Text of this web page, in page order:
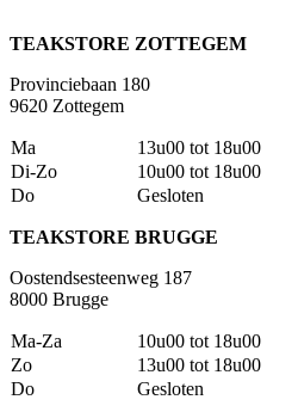
TEAKSTORE ZOTTEGEM
Provinciebaan 180
9620 Zottegem
Ma
13u00 tot 18u00
Di-Zo
10u00 tot 18u00
Do
Gesloten
TEAKSTORE BRUGGE
Oostendsesteenweg 187
8000 Brugge
Ma-Za
10u00 tot 18u00
Zo
13u00 tot 18u00
Do
Gesloten